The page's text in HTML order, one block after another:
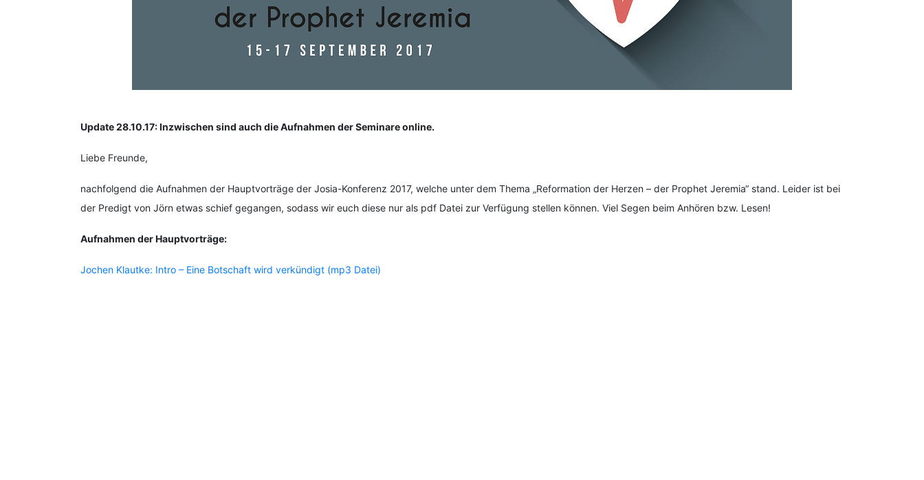
Update 28.10.17: Inzwischen sind auch die Aufnahmen der Seminare online.
Liebe Freunde,
nachfolgend die Aufnahmen der Hauptvorträge der Josia-Konferenz 2017, welche unter dem Thema „Reformation der Herzen – der Prophet Jeremia“ stand. Leider ist bei
der Predigt von Jörn etwas schief gegangen, sodass wir euch diese nur als pdf Datei zur Verfügung stellen können. Viel Segen beim Anhören bzw. Lesen!
Aufnahmen der Hauptvorträge:
Jochen Klautke: Intro – Eine Botschaft wird verkündigt (mp3 Datei)